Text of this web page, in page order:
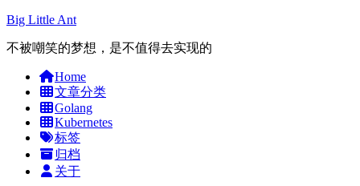
Big Little Ant
不被嘲笑的梦想，是不值得去实现的
Home
文章分类
Golang
Kubernetes
标签
归档
关于